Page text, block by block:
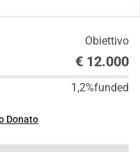
Obiettivo
€ 12.000
1,2%funded
Donato